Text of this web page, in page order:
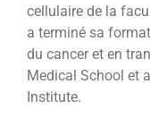
cellulaire de la
a terminé sa
du cancer et en
Medical School et
Institute.